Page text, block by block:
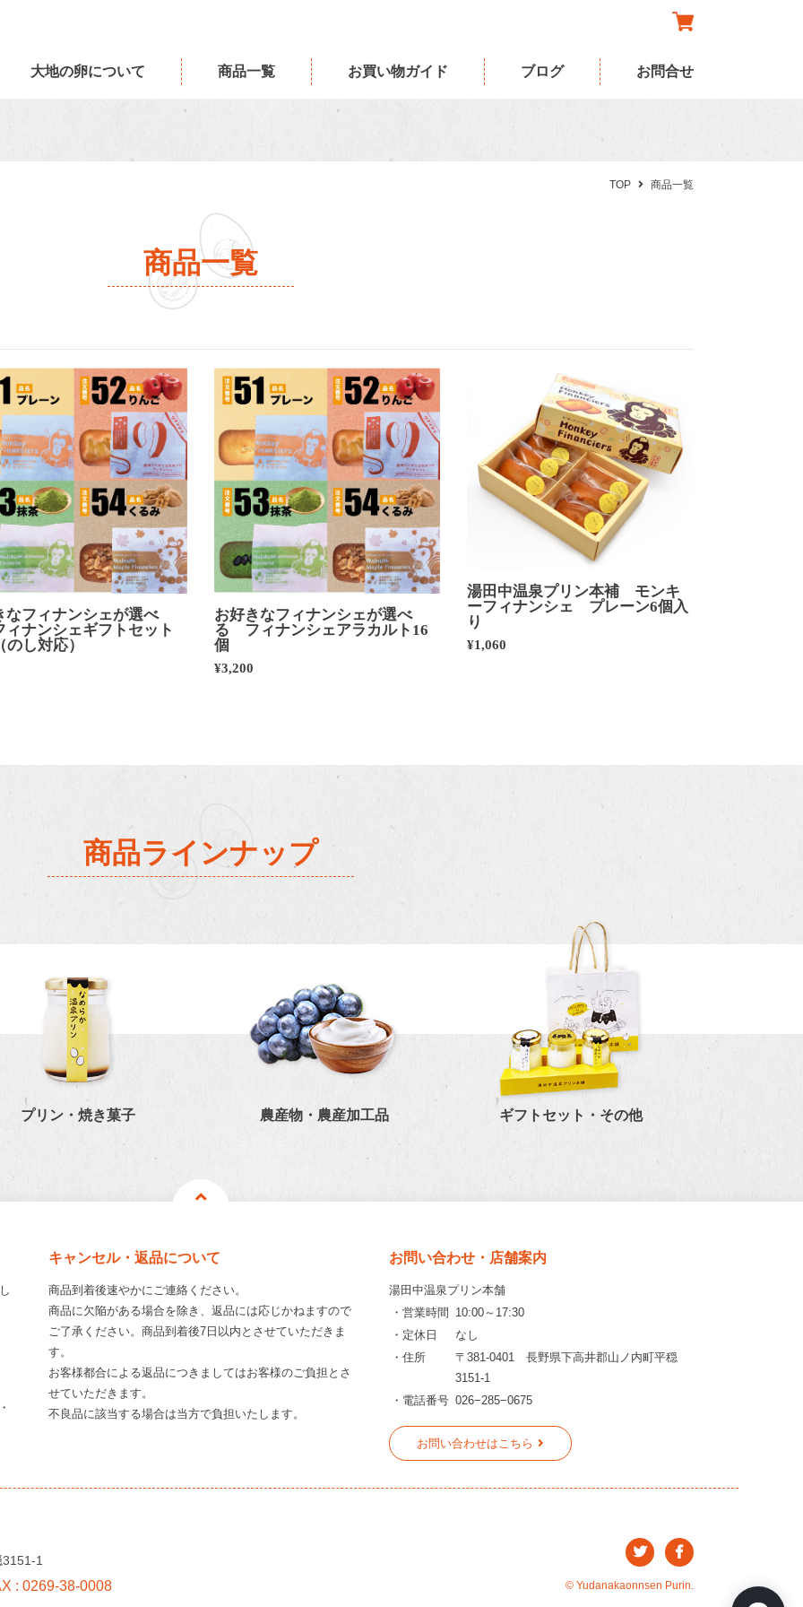
大地の卵について 商品一覧 お買い物ガイド ブログ お問合せ
TOP 商品一覧
商品一覧
なフィナンシェが選べ
ナンシェギフトセット
のし対応）
お好きなフィナンシェが選べ
る フィナンシェアラカルト16
個
¥3,200
湯田中温泉プリン本補 モンキ
ーフィナンシェ プレーン6個入
り
¥1,060
商品ラインナップ
プリン・焼き菓子 農産物・農産加工品 ギフトセット・その他
キャンセル・返品について
商品到着後速やかにご連絡ください。
商品に欠陥がある場合を除き、返品には応じかねますので
ご了承ください。商品到着後7日以内とさせていただきま
す。
お客様都合による返品につきましてはお客様のご負担とさ
せていただきます。
不良品に該当する場合は当方で負担いたします。
お問い合わせ・店舗案内
湯田中温泉プリン本舗
・営業時間
10:00～17:30
・定休日
なし
・住所
〒381-0401 長野県下高井郡山ノ内町平穏
3151-1
・電話番号 026−285−0675
お問い合わせはこちら
1
: 0269-38-0008 © Yudanakaonnsen Purin.